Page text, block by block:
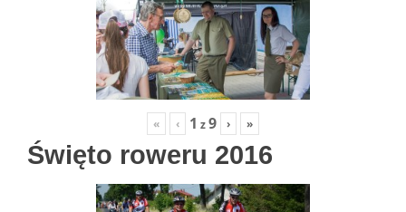
« ‹ 1 z9 › »
Święto roweru 2016